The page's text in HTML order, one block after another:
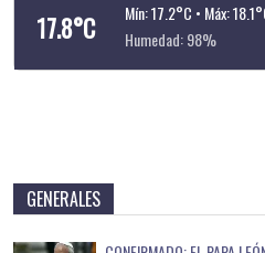
17.8°C
Mín: 17.2°C • Máx:
Humedad: 98%
GENERALES